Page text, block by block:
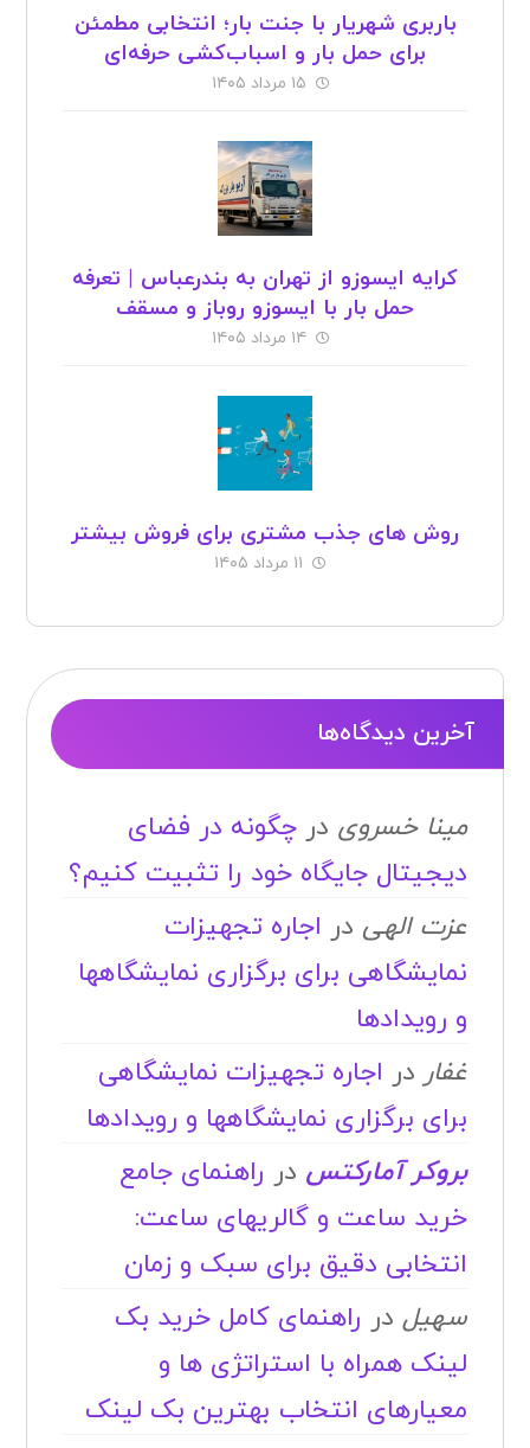
باربری شهریار با جنت بار؛ انتخابی مطمئن
برای حمل بار و اسباب‌کشی حرفه‌ای
۱۵ مرداد ۱۴۰۵
کرایه ایسوزو از تهران به بندرعباس | تعرفه
حمل بار با ایسوزو روباز و مسقف
۱۴ مرداد ۱۴۰۵
روش های جذب مشتری برای فروش بیشتر
۱۱ مرداد ۱۴۰۵
آخرین دیدگاه‌ها
مینا خسروی درچگونه در فضای
دیجیتال جایگاه خود را تثبیت کنیم؟
عزت الهی در اجاره تجهیزات
نمایشگاهی برای برگزاری نمایشگاهها
و رویدادها
غفار در اجاره تجهیزات نمایشگاهی
برای برگزاری نمایشگاهها و رویدادها
بروکر آمارکتس در راهنمای جامع
خرید ساعت و گالریهای ساعت:
انتخابی دقیق برای سبک و زمان
سهیل در راهنمای کامل خرید بک
لینک همراه با استراتژی ها و
معیارهای انتخاب بهترین بک لینک